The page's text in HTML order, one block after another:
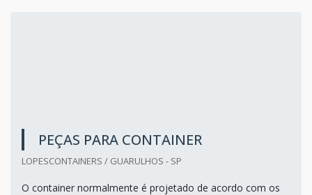
PEÇAS PARA CONTAINER
LOPESCONTAINERS / GUARULHOS - SP
O container normalmente é projetado de acordo com os